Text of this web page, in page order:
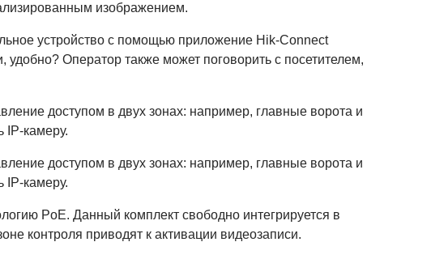
изображением.
устройство с помощью приложение Hik-Connect
Оператор также может поговорить с посетителем,
доступом в двух зонах: например, главные ворота и
IP-камеру.
доступом в двух зонах: например, главные ворота и
IP-камеру.
PoE. Данный комплект свободно интегрируется в
контроля приводят к активации видеозаписи.